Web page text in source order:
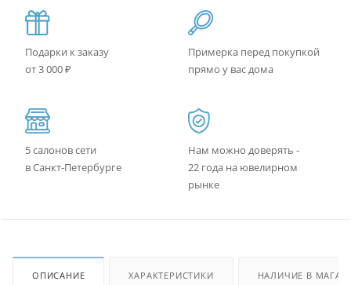
Подарки к заказу
от 3 000 ₽
Примерка перед покупкой
прямо у вас дома
5 салонов сети
в Санкт-Петербурге
Нам можно доверять -
22 года на ювелирном
рынке
ОПИСАНИЕ ХАРАКТЕРИСТИКИ НАЛИЧИЕ В